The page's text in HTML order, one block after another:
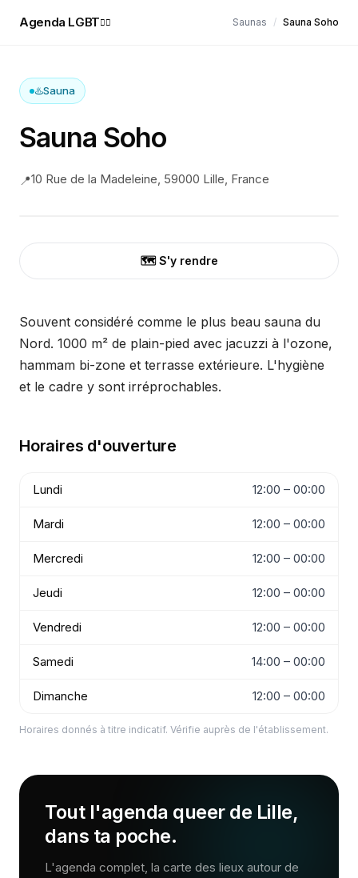
Agenda LGBT🏳️‍🌈 Saunas / Sauna Soho
♨️Sauna
Sauna Soho
📍10 Rue de la Madeleine, 59000 Lille, France
🗺️ S'y rendre
Souvent considéré comme le plus beau sauna du
Nord. 1000 m² de plain-pied avec jacuzzi à l'ozone,
hammam bi-zone et terrasse extérieure. L'hygiène
et le cadre y sont irréprochables.
Horaires d'ouverture
Lundi 12:00 – 00:00
Mardi 12:00 – 00:00
Mercredi 12:00 – 00:00
Jeudi 12:00 – 00:00
Vendredi 12:00 – 00:00
Samedi 14:00 – 00:00
Dimanche 12:00 – 00:00
Horaires donnés à titre indicatif. Vérifie auprès de l'établissement.
Tout l'agenda queer de Lille,
dans ta poche.
L'agenda complet, la carte des lieux autour de